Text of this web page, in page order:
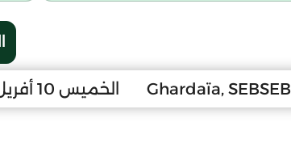
Ghardaïa, SEBSEB الخميس 10 أفريل 1997